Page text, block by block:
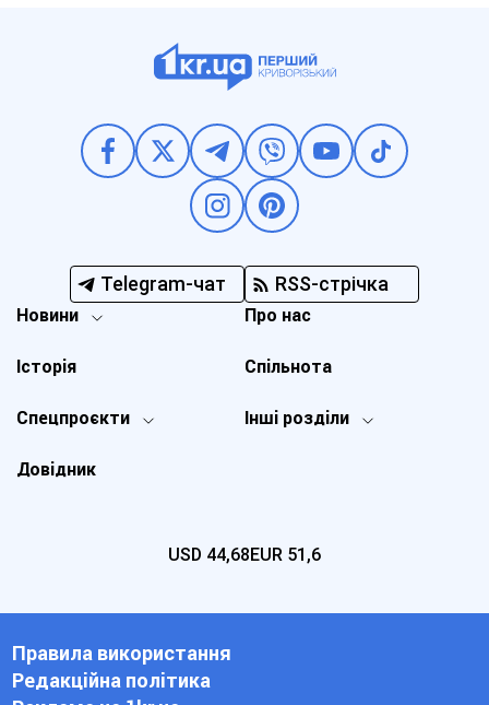
Telegram-чат RSS-стрічка
Новини
Спецпроєкти Інші розділи
Історія
Про нас
Довідник
Спільнота
USD 44,68EUR 51,6
Правила використання
Редакційна політика